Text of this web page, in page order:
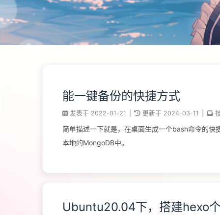
能一键备份的快捷方式
发表于 2022-01-21 更新于 2024-03-11
简单描述一下就是，在桌面生成一个bash命令的
本地的MongoDB中。
Ubuntu20.04下，搭建hexo